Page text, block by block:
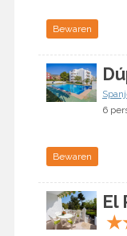
Bewaren
Bewaren
El
★